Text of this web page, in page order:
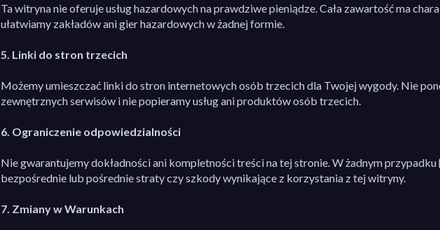
Ta witryna nie oferuje usług hazardowych na prawdziwe pieniądze. Cała zawartość ma
ułatwiamy zakładów ani gier hazardowych w żadnej formie.
5. Linki do stron trzecich
Możemy umieszczać linki do stron internetowych osób trzecich dla Twojej wygody. Nie
zewnętrznych serwisów i nie popieramy usług ani produktów osób trzecich.
6. Ograniczenie odpowiedzialności
Nie gwarantujemy dokładności ani kompletności treści na tej stronie. W żadnym
bezpośrednie lub pośrednie straty czy szkody wynikające z korzystania z tej witryny.
7. Zmiany w Warunkach